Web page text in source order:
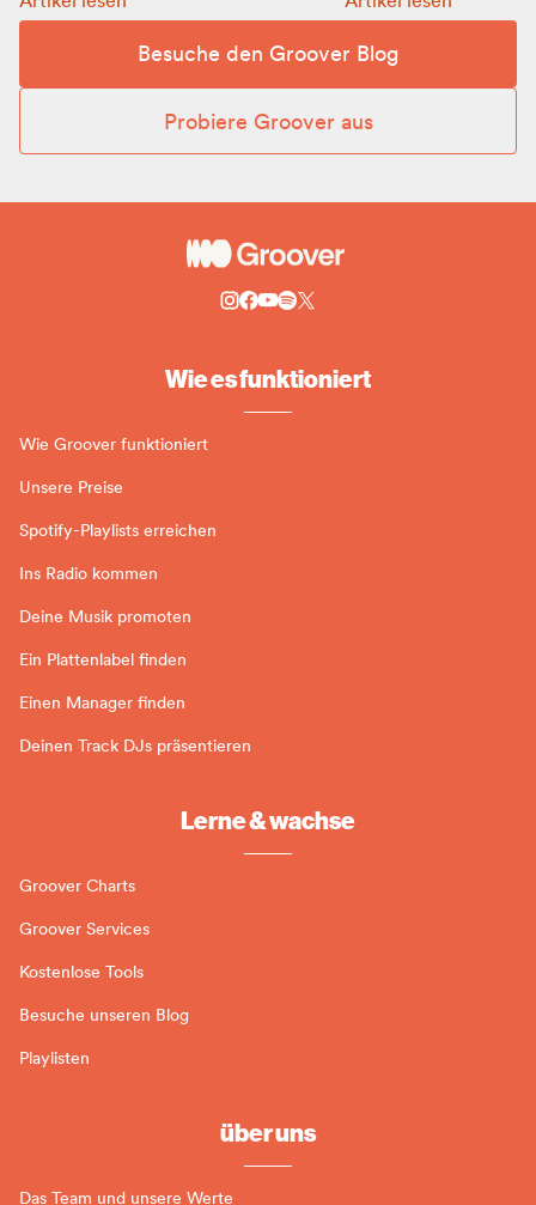
Besuche den Groover Blog
Probiere Groover aus
Wie es funktioniert
Wie Groover funktioniert
Unsere Preise
Spotify-Playlists erreichen
Ins Radio kommen
Deine Musik promoten
Ein Plattenlabel finden
Einen Manager finden
Deinen Track DJs präsentieren
Lerne & wachse
Groover Charts
Groover Services
Kostenlose Tools
Besuche unseren Blog
Playlisten
über uns
Das Team und unsere Werte